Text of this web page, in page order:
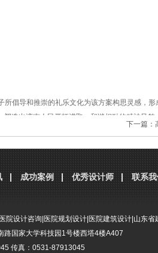
倡导和推崇的礼乐文化为该方案构思灵感，形
塑造出济南人民开拓进取，和谐相融的精神风貌
美的屋顶造型象征着古琴，为往来宾客弹奏起旋
下一篇：
成功案例 优秀设计师 联系我
医院设计咨询 医院规划设计 医院建筑设计 山东省
路国家大学科技园1号楼西塔4楼A407
传真：0531-87913045